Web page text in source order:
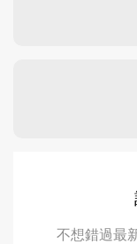
不想錯過最